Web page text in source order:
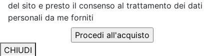
del sito e presto il consenso al trattamento dei dati
personali da me forniti
CHIUDI